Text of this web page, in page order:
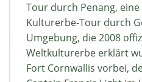
Tour durch Penang,
Kulturerbe-Tour durch
Umgebung, die 2008
Weltkulturerbe erklärt
Fort Cornwallis vorbei,